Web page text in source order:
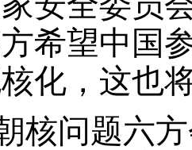
希望中国
化，这也
核问题六